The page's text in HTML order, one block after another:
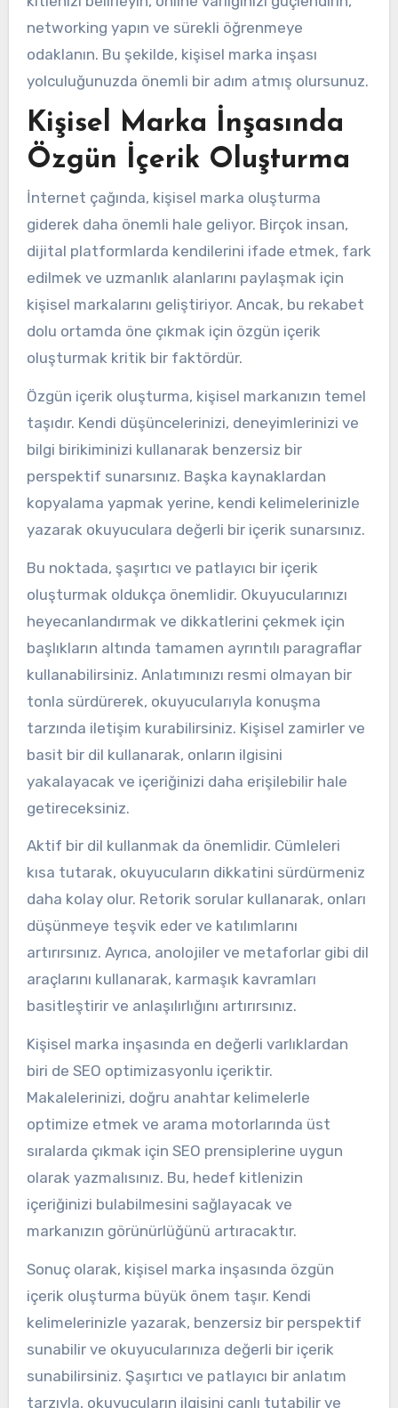
networking yapın ve sürekli öğrenmeye
odaklanın. Bu şekilde, kişisel marka inşası
yolculuğunuzda önemli bir adım atmış olursunuz.
Kişisel Marka İnşasında
Özgün İçerik Oluşturma
İnternet çağında, kişisel marka oluşturma
giderek daha önemli hale geliyor. Birçok insan,
dijital platformlarda kendilerini ifade etmek, fark
edilmek ve uzmanlık alanlarını paylaşmak için
kişisel markalarını geliştiriyor. Ancak, bu rekabet
dolu ortamda öne çıkmak için özgün içerik
oluşturmak kritik bir faktördür.
Özgün içerik oluşturma, kişisel markanızın temel
taşıdır. Kendi düşüncelerinizi, deneyimlerinizi ve
bilgi birikiminizi kullanarak benzersiz bir
perspektif sunarsınız. Başka kaynaklardan
kopyalama yapmak yerine, kendi kelimelerinizle
yazarak okuyuculara değerli bir içerik sunarsınız.
Bu noktada, şaşırtıcı ve patlayıcı bir içerik
oluşturmak oldukça önemlidir. Okuyucularınızı
heyecanlandırmak ve dikkatlerini çekmek için
başlıkların altında tamamen ayrıntılı paragraflar
kullanabilirsiniz. Anlatımınızı resmi olmayan bir
tonla sürdürerek, okuyucularıyla konuşma
tarzında iletişim kurabilirsiniz. Kişisel zamirler ve
basit bir dil kullanarak, onların ilgisini
yakalayacak ve içeriğinizi daha erişilebilir hale
getireceksiniz.
Aktif bir dil kullanmak da önemlidir. Cümleleri
kısa tutarak, okuyucuların dikkatini sürdürmeniz
daha kolay olur. Retorik sorular kullanarak, onları
düşünmeye teşvik eder ve katılımlarını
artırırsınız. Ayrıca, anolojiler ve metaforlar gibi dil
araçlarını kullanarak, karmaşık kavramları
basitleştirir ve anlaşılırlığını artırırsınız.
Kişisel marka inşasında en değerli varlıklardan
biri de SEO optimizasyonlu içeriktir.
Makalelerinizi, doğru anahtar kelimelerle
optimize etmek ve arama motorlarında üst
sıralarda çıkmak için SEO prensiplerine uygun
olarak yazmalısınız. Bu, hedef kitlenizin
içeriğinizi bulabilmesini sağlayacak ve
markanızın görünürlüğünü artıracaktır.
Sonuç olarak, kişisel marka inşasında özgün
içerik oluşturma büyük önem taşır. Kendi
kelimelerinizle yazarak, benzersiz bir perspektif
sunabilir ve okuyucularınıza değerli bir içerik
sunabilirsiniz. Şaşırtıcı ve patlayıcı bir anlatım
tarzıyla, okuyucuların ilgisini canlı tutabilir ve